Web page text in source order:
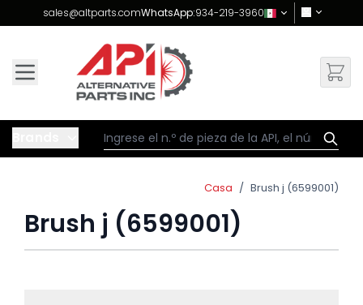
Skip to Content
sales@altparts.comWhatsApp:934-219-3960
Casa / Brush j (6599001)
Brush j (6599001)